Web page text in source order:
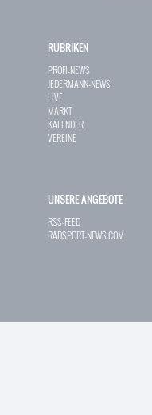
RUBRIKEN
PROFI-NEWS
JEDERMANN-NEWS
LIVE
MARKT
KALENDER
VEREINE
UNSERE ANGEBOTE
RSS-FEED
RADSPORT-NEWS.COM